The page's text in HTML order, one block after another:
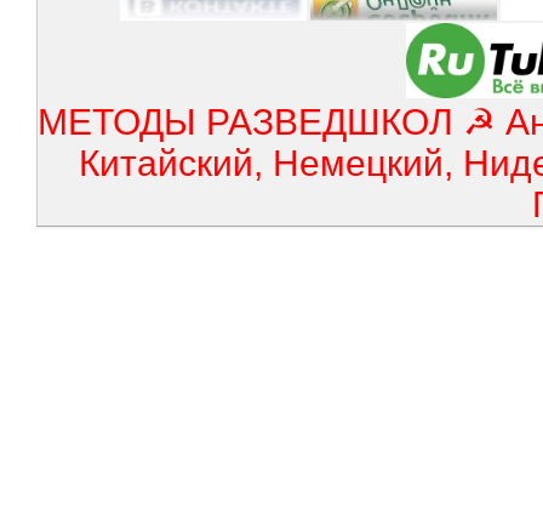
МЕТОДЫ РАЗВЕДШКОЛ ☭
Китайский, Немецкий,